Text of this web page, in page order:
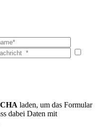
laden, um das Formular
dabei Daten mit